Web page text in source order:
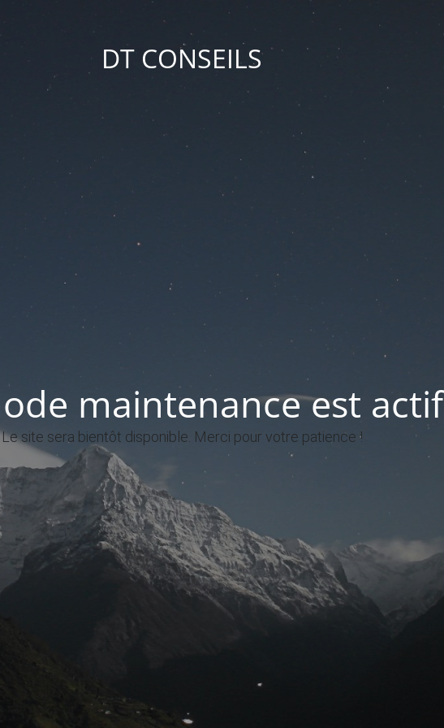
DT CONSEILS
maintenance est actif
Le site sera bientôt disponible. Merci pour votre patience !